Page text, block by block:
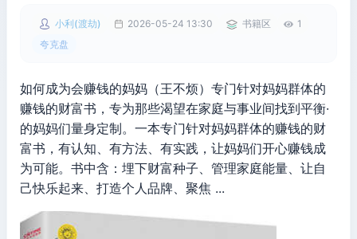
小利(渡劫) 2026-05-24 13:30 书籍区
1
夸克盘
如何成为会赚钱的妈妈（王不烦）专门针对妈妈群体的
赚钱的财富书，专为那些渴望在家庭与事业间找到平衡·
的妈妈们量身定制。一本专门针对妈妈群体的赚钱的财
富书，有认知、有方法、有实践，让妈妈们开心赚钱成
为可能。书中含：埋下财富种子、管理家庭能量、让自
己快乐起来、打造个人品牌、聚焦 ...